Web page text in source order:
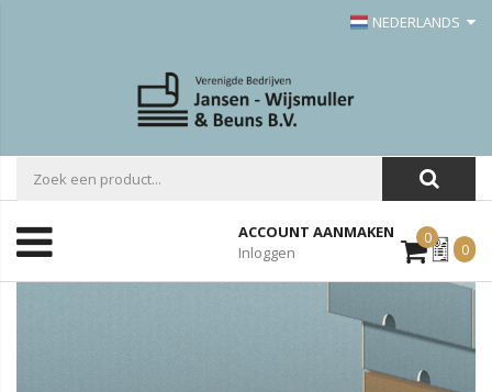
NEDERLANDS
ACCOUNT AANMAKEN
Inloggen
0Mijn
Offerte
0